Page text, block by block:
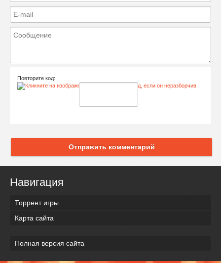
Повторите код:
Отправить комментарий
Навигация
Торрент игры
Карта сайта
Полная версия сайта